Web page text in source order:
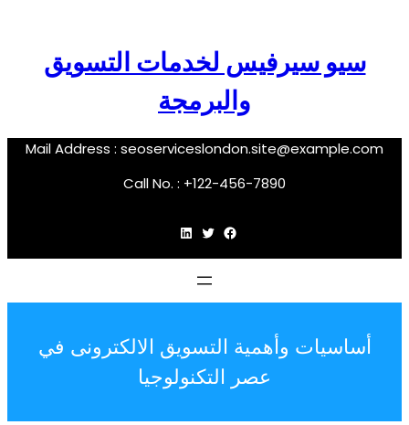
سيو سيرفيس لخدمات التسويق
والبرمجة
Mail Address : seoserviceslondon.site@example.com
Call No. : +122-456-7890
فيسبوك تويتر لينكد إن
أساسيات وأهمية التسويق الالكترونى في
عصر التكنولوجيا